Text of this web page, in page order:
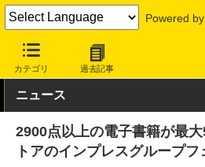
Powered by
カテゴリ 過去記事
INTERNET Watch セール情報
ニュース
2900点以上の電子書籍が最
トアのインプレスグループフ